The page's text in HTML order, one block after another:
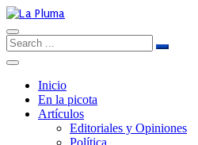
Inicio
En la picota
Artículos
Editoriales y Opiniones
Política